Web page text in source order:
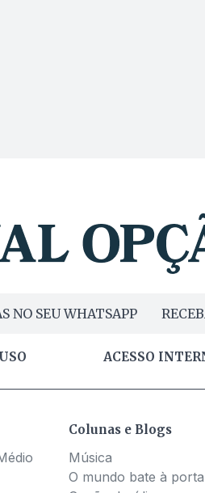
NO SEU WHATSAPP
ACESSO
Colunas e Blogs
Música
O mundo bate à porta